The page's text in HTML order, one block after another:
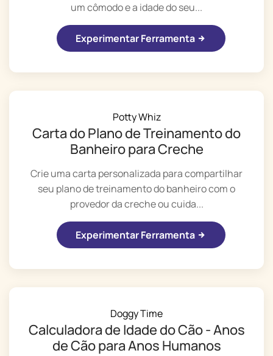
um cômodo e a idade do seu...
Experimentar Ferramenta
Potty Whiz
Carta do Plano de Treinamento do
Banheiro para Creche
Crie uma carta personalizada para compartilhar
seu plano de treinamento do banheiro com o
provedor da creche ou cuida...
Experimentar Ferramenta
Doggy Time
Calculadora de Idade do Cão - Anos
de Cão para Anos Humanos